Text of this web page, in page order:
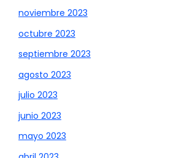
noviembre 2023
octubre 2023
septiembre 2023
agosto 2023
julio 2023
junio 2023
mayo 2023